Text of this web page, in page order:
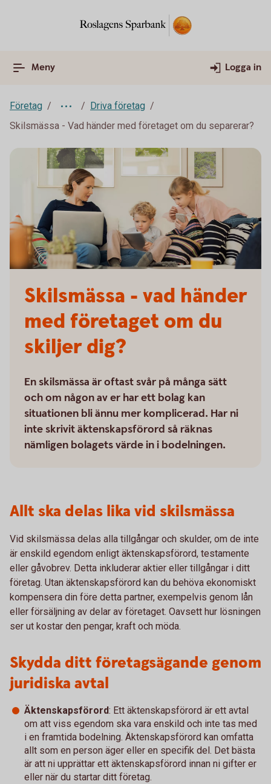
Meny Logga in
Företag
Driva företag
Skilsmässa - Vad händer med företaget om du separerar?
Skilsmässa - vad händer
med företaget om du
skiljer dig?
En skilsmässa är oftast svår på många sätt
och om någon av er har ett bolag kan
situationen bli ännu mer komplicerad. Har ni
inte skrivit äktenskapsförord så räknas
nämligen bolagets värde in i bodelningen.
Allt ska delas lika vid skilsmässa
Vid skilsmässa delas alla tillgångar och skulder, om de inte
är enskild egendom enligt äktenskapsförord, testamente
eller gåvobrev. Detta inkluderar aktier eller tillgångar i ditt
företag. Utan äktenskapsförord kan du behöva ekonomiskt
kompensera din före detta partner, exempelvis genom lån
eller försäljning av delar av företaget. Oavsett hur lösningen
ser ut kostar den pengar, kraft och möda.
Skydda ditt företagsägande genom
juridiska avtal
Äktenskapsförord: Ett äktenskapsförord är ett avtal
om att viss egendom ska vara enskild och inte tas med
i en framtida bodelning. Äktenskapsförord kan omfatta
allt som en person äger eller en specifik del. Det bästa
är att ni upprättar ett äktenskapsförord innan ni gifter er
eller när du startar ditt företag.